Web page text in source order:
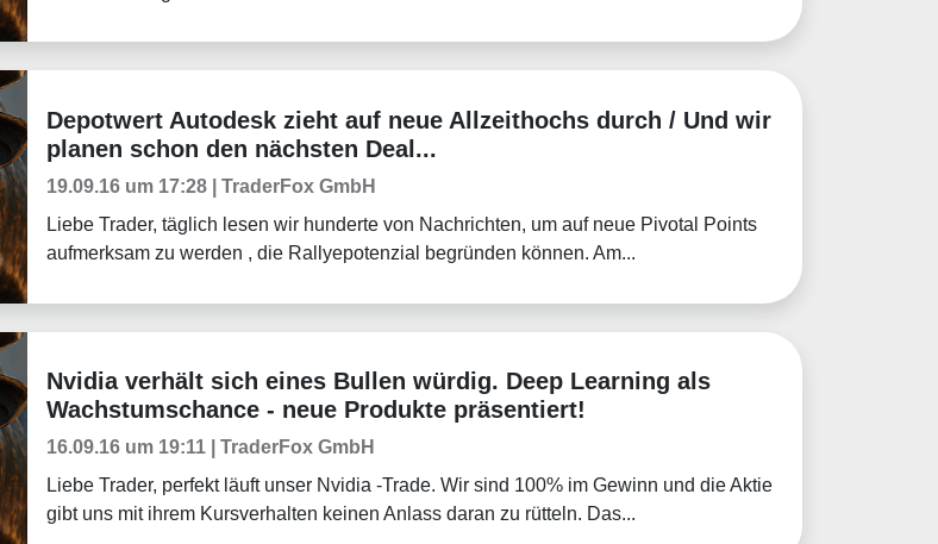
Tradingerfolge
Depotwert Autodesk zieht auf neue Allzeithochs durch / Und wir
planen schon den nächsten Deal...
19.09.16 um 17:28 | TraderFox GmbH
Liebe Trader, täglich lesen wir hunderte von Nachrichten, um auf neue Pivotal Points
aufmerksam zu werden , die Rallyepotenzial begründen können. Am...
Tradingerfolge
Nvidia verhält sich eines Bullen würdig. Deep Learning als
Wachstumschance - neue Produkte präsentiert!
16.09.16 um 19:11 | TraderFox GmbH
Liebe Trader, perfekt läuft unser Nvidia -Trade. Wir sind 100% im Gewinn und die Aktie
gibt uns mit ihrem Kursverhalten keinen Anlass daran zu rütteln. Das...